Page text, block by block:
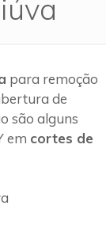
para remoção
de
são alguns
em cortes de